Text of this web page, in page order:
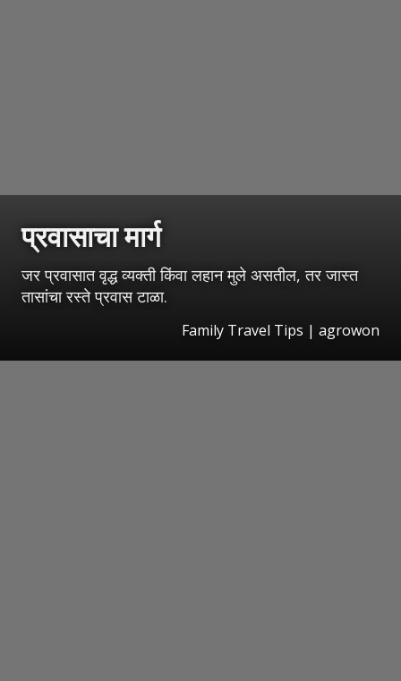
प्रवासाचा मार्ग
जर प्रवासात वृद्ध व्यक्ती किंवा लहान मुले असतील, तर जास्त
तासांचा रस्ते प्रवास टाळा.
Family Travel Tips | agrowon